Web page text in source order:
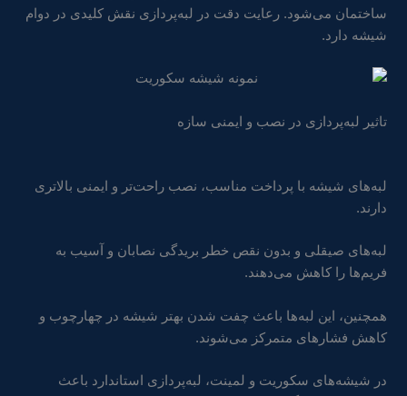
ساختمان می‌شود. رعایت دقت در لبه‌پردازی نقش کلیدی در دوام
شیشه دارد.
تاثیر لبه‌پردازی در نصب و ایمنی سازه
لبه‌های شیشه با پرداخت مناسب، نصب راحت‌تر و ایمنی بالاتری
دارند.
لبه‌های صیقلی و بدون نقص خطر بریدگی نصابان و آسیب به
فریم‌ها را کاهش می‌دهند.
همچنین، این لبه‌ها باعث چفت شدن بهتر شیشه در چهارچوب و
کاهش فشارهای متمرکز می‌شوند.
در شیشه‌های سکوریت و لمینت، لبه‌پردازی استاندارد باعث